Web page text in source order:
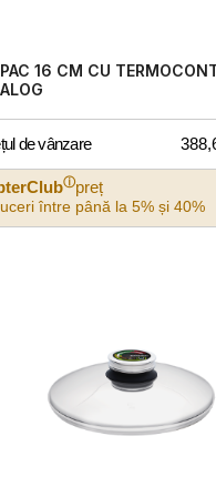
16 CM CU
de vânzare
ⓘpreț
între până la 5% și 40%